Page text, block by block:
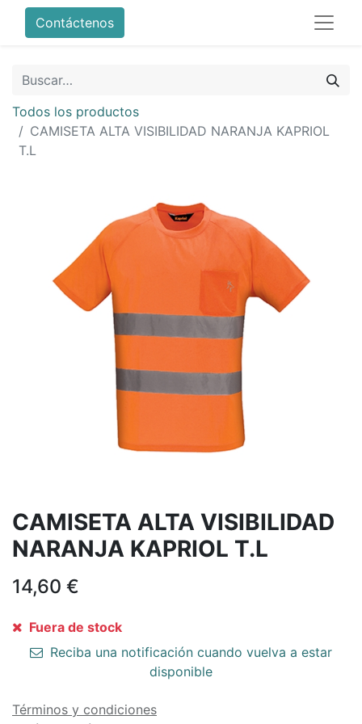
Contáctenos
Todos los productos
CAMISETA ALTA VISIBILIDAD NARANJA KAPRIOL
T.L
CAMISETA ALTA VISIBILIDAD
NARANJA KAPRIOL T.L
14,60 €
Fuera de stock
Reciba una notificación cuando vuelva a estar
disponible
Términos y condiciones